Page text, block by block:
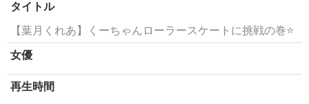
タイトル
【葉月くれあ】くーちゃんローラースケートに挑戦の巻⭐️
女優
再生時間